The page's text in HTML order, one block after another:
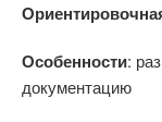
Особенности:
документацию